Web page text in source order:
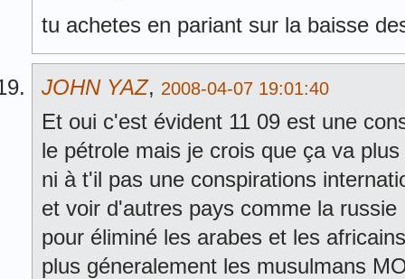
tu achetes en pariant sur la baisse
JOHN YAZ, 2008-04-07 19:01:40
Et oui c'est évident 11 09 est une
le pétrole mais je crois que ça va
ni à t'il pas une conspirations
et voir d'autres pays comme la russie
pour éliminé les arabes et les
plus géneralement les musulmans